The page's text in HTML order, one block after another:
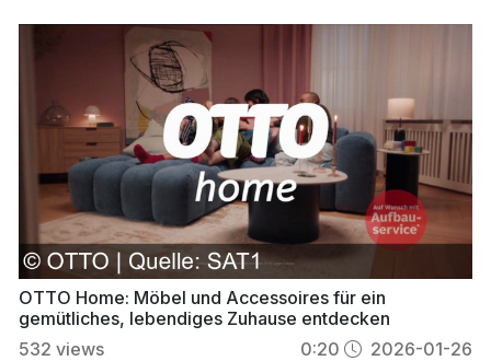
OTTO Home: Möbel und Accessoires für ein
gemütliches, lebendiges Zuhause entdecken
532 views 0:20 2026-01-26